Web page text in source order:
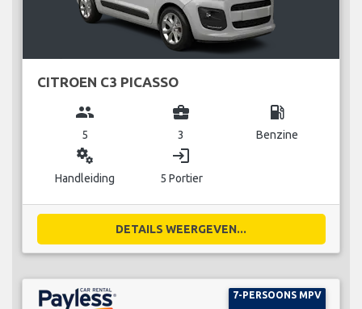
CITROEN C3 PICASSO
group
5
business_center
3
local_gas_station
Benzine
miscellaneous_services
Handleiding
login
5 Portier
DETAILS WEERGEVEN...
7-PERSOONS MPV